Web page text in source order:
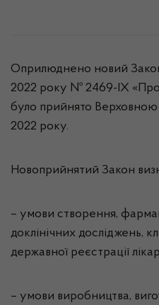
Оприлюднено новий
2022 року № 2469-ІХ «Про
було прийнято
2022 року.
Новоприйнятий Закон
– умови створення,
доклінічних досліджень,
державної реєстрації
– умови виробництва,